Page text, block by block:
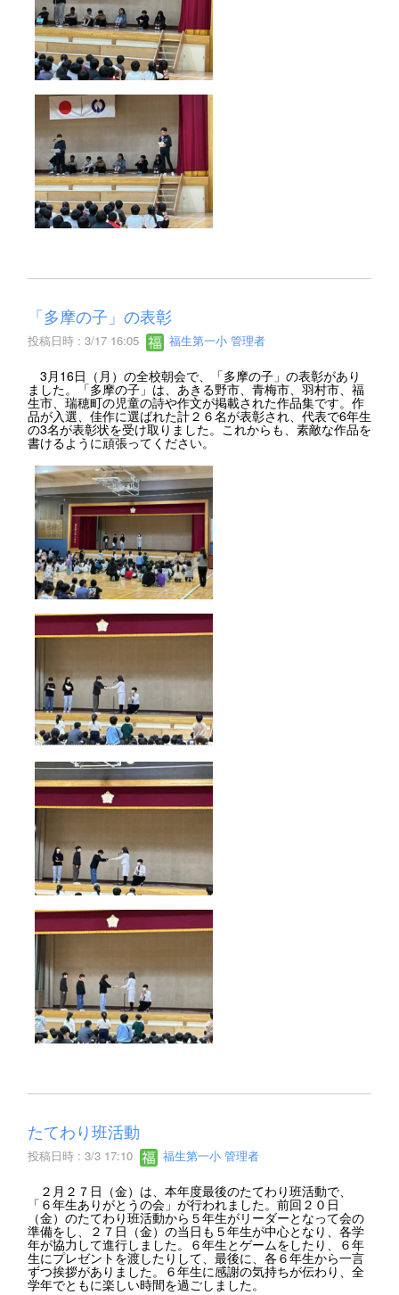
「多摩の子」の表彰
投稿日時 : 3/17 16:05 福生第一小 管理者
3月16日（月）の全校朝会で、「多摩の子」の表彰があり
ました。「多摩の子」は、あきる野市、青梅市、羽村市、福
生市、瑞穂町の児童の詩や作文が掲載された作品集です。作
品が入選、佳作に選ばれた計２６名が表彰され、代表で6年生
の3名が表彰状を受け取りました。これからも、素敵な作品を
書けるように頑張ってください。
たてわり班活動
投稿日時 : 3/3 17:10 福生第一小 管理者
２月２７日（金）は、本年度最後のたてわり班活動で、
「６年生ありがとうの会」が行われました。前回２０日
（金）のたてわり班活動から５年生がリーダーとなって会の
準備をし、２７日（金）の当日も５年生が中心となり、各学
年が協力して進行しました。６年生とゲームをしたり、６年
生にプレゼントを渡したりして、最後に、各６年生から一言
ずつ挨拶がありました。６年生に感謝の気持ちが伝わり、全
学年でともに楽しい時間を過ごしました。